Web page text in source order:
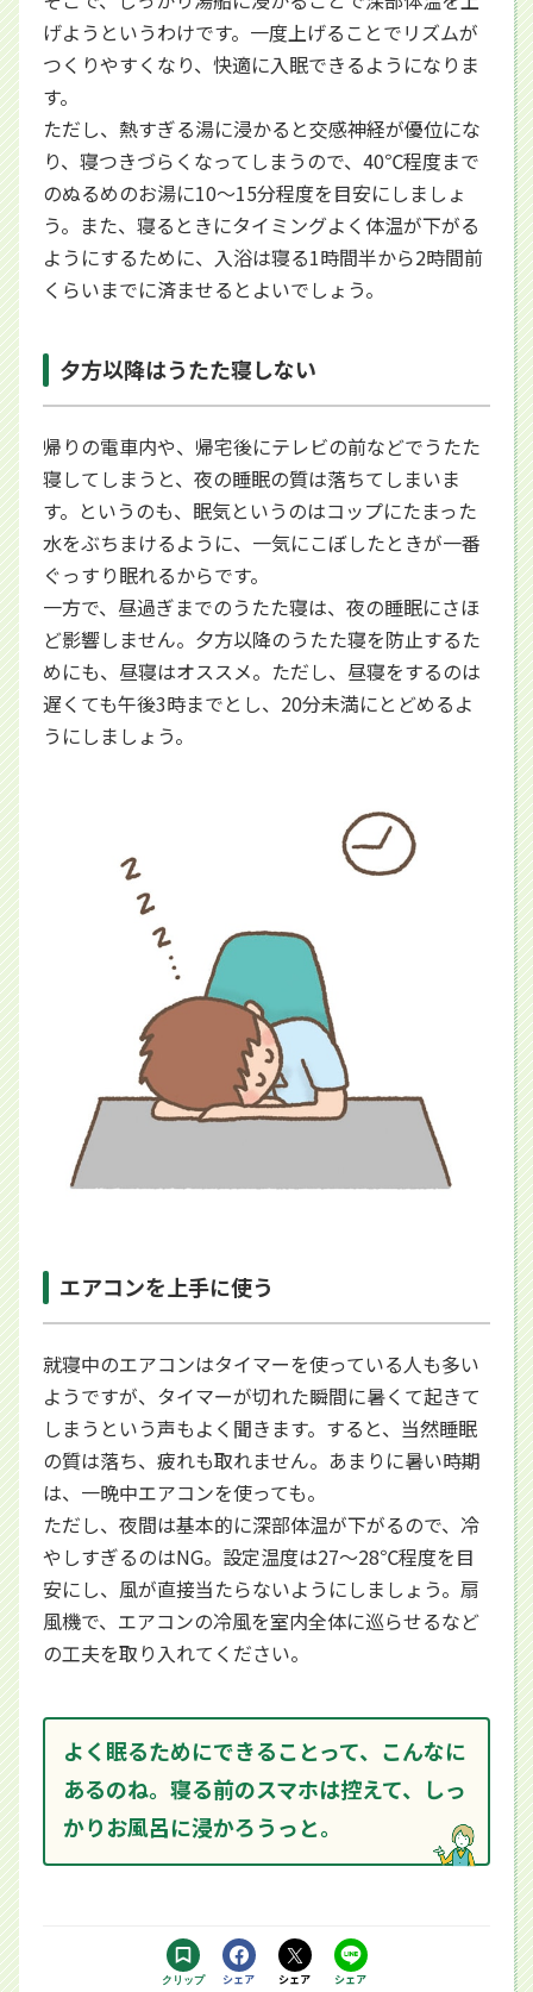
げようというわけです。一度上げることでリズムが
つくりやすくなり、快適に入眠できるようになりま
す。
ただし、熱すぎる湯に浸かると交感神経が優位にな
り、寝つきづらくなってしまうので、40℃程度まで
のぬるめのお湯に10～15分程度を目安にしましょ
う。また、寝るときにタイミングよく体温が下がる
ようにするために、入浴は寝る1時間半から2時間前
くらいまでに済ませるとよいでしょう。
夕方以降はうたた寝しない
帰りの電車内や、帰宅後にテレビの前などでうたた
寝してしまうと、夜の睡眠の質は落ちてしまいま
す。というのも、眠気というのはコップにたまった
水をぶちまけるように、一気にこぼしたときが一番
ぐっすり眠れるからです。
一方で、昼過ぎまでのうたた寝は、夜の睡眠にさほ
ど影響しません。夕方以降のうたた寝を防止するた
めにも、昼寝はオススメ。ただし、昼寝をするのは
遅くても午後3時までとし、20分未満にとどめるよ
うにしましょう。
エアコンを上手に使う
就寝中のエアコンはタイマーを使っている人も多い
ようですが、タイマーが切れた瞬間に暑くて起きて
しまうという声もよく聞きます。すると、当然睡眠
の質は落ち、疲れも取れません。あまりに暑い時期
は、一晩中エアコンを使っても。
ただし、夜間は基本的に深部体温が下がるので、冷
やしすぎるのはNG。設定温度は27～28℃程度を目
安にし、風が直接当たらないようにしましょう。扇
風機で、エアコンの冷風を室内全体に巡らせるなど
の工夫を取り入れてください。
よく眠るためにできることって、こんなに
あるのね。寝る前のスマホは控えて、しっ
かりお風呂に浸かろうっと。
クリップ Facebookで
シェア
Xで
シェア
LINEで
シェア